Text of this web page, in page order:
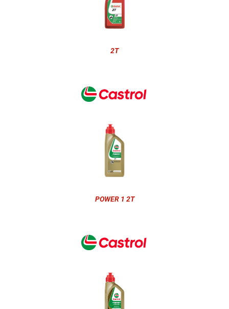
2T
POWER 1 2T